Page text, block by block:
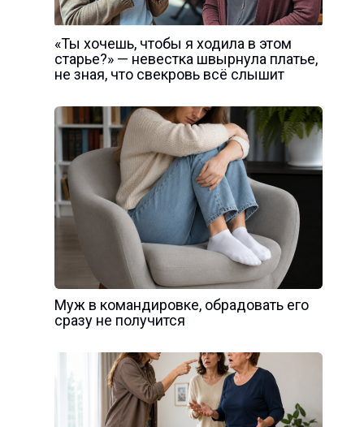
«Ты хочешь, чтобы я ходила в этом
старье?» — невестка швырнула платье,
не зная, что свекровь всё слышит
Муж в командировке, обрадовать его
сразу не получится